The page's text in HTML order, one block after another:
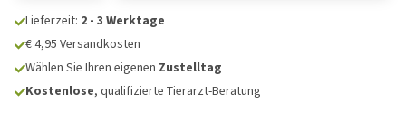
Lieferzeit: 2 - 3 Werktage
€ 4,95 Versandkosten
Wählen Sie Ihren eigenen Zustelltag
Kostenlose, qualifizierte Tierarzt-Beratung